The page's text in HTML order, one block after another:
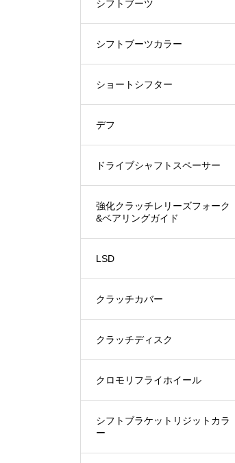
シフトブーツ
シフトブーツカラー
ショートシフター
デフ
ドライブシャフトスペーサー
強化クラッチレリーズフォーク
&ベアリングガイド
LSD
クラッチカバー
クラッチディスク
クロモリフライホイール
シフトブラケットリジットカラ
ー